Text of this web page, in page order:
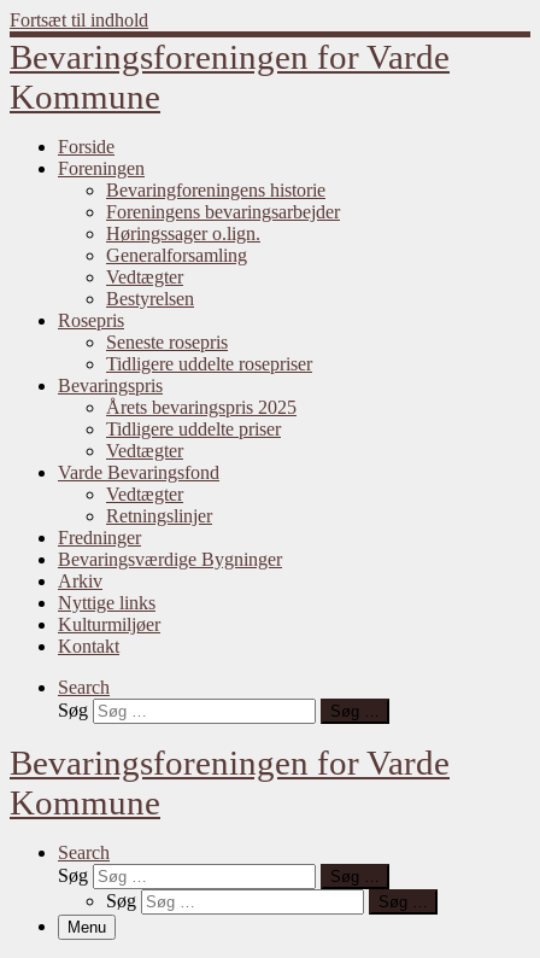
Fortsæt til indhold
Bevaringsforeningen for Varde
Kommune
Forside
Foreningen
Bevaringforeningens historie
Foreningens bevaringsarbejder
Høringssager o.lign.
Generalforsamling
Vedtægter
Bestyrelsen
Rosepris
Seneste rosepris
Tidligere uddelte rosepriser
Bevaringspris
Årets bevaringspris 2025
Tidligere uddelte priser
Vedtægter
Varde Bevaringsfond
Vedtægter
Retningslinjer
Fredninger
Bevaringsværdige Bygninger
Arkiv
Nyttige links
Kulturmiljøer
Kontakt
Search
Søg
Søg …
Bevaringsforeningen for Varde
Kommune
Search
Søg
Søg …
Søg
Søg …
Menu